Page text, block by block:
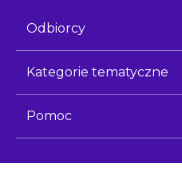
Odbiorcy
Kategorie tematyczne
Pomoc